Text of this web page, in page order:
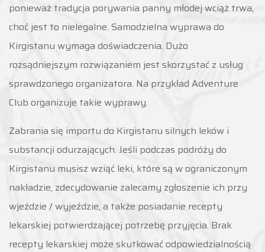
ponieważ tradycja porywania panny młodej wciąż trwa,
choć jest to nielegalne. Samodzielna wyprawa do
Kirgistanu wymaga doświadczenia. Dużo
rozsądniejszym rozwiązaniem jest skorzystać z usług
sprawdzonego organizatora. Na przykład Adventure
Club organizuje takie wyprawy.
Zabrania się importu do Kirgistanu silnych leków i
substancji odurzających. Jeśli podczas podróży do
Kirgistanu musisz wziąć leki, które są w ograniczonym
nakładzie, zdecydowanie zalecamy zgłoszenie ich przy
wjeździe / wyjeździe, a także posiadanie recepty
lekarskiej potwierdzającej potrzebę przyjęcia. Brak
recepty lekarskiej może skutkować odpowiedzialnością